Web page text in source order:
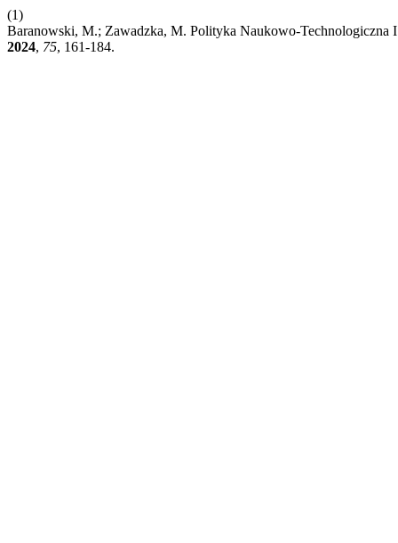
(1)
Baranowski, M.; Zawadzka, M. Polityka Naukowo-
2024, 75, 161-184.